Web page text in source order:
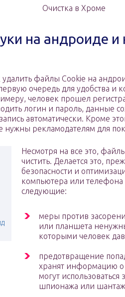
Очистка в Хроме
на андроиде и
файлы Cookie на
очередь для удобства и
человек прошел
логин и пароль, данные
автоматически. Кроме
нужны рекламодателям для
Несмотря на все это,
чистить. Делается это,
безопасности и
компьютера или
следующие:
меры против
или планшета
которыми человек
предотвращение
хранят информацию о
могут
шпионажа или